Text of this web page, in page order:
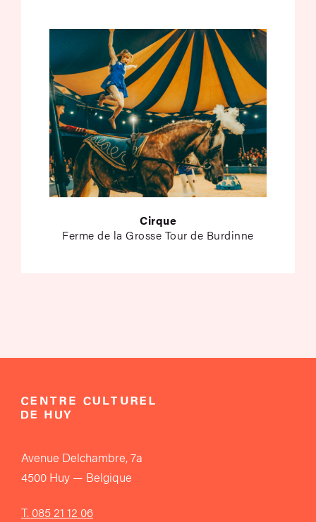
Cirque
Ferme de la Grosse Tour de Burdinne
Avenue Delchambre, 7a
4500 Huy — Belgique
T. 085 21 12 06